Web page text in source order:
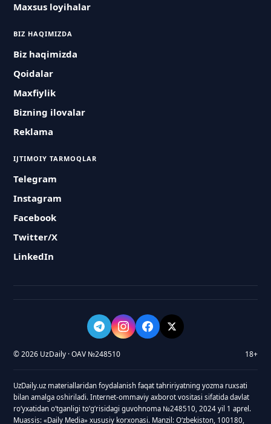
Maxsus loyihalar
BIZ HAQIMIZDA
Biz haqimizda
Qoidalar
Maxfiylik
Bizning ilovalar
Reklama
IJTIMOIY TARMOQLAR
Telegram
Instagram
Facebook
Twitter/X
LinkedIn
© 2026 UzDaily · OAV №248510 18+
UzDaily.uz materiallaridan foydalanish faqat tahririyatning yozma ruxsati
bilan amalga oshiriladi. Internet-ommaviy axborot vositasi sifatida davlat
roʻyxatidan oʻtganligi toʻgʻrisidagi guvohnoma №248510, 2024 yil 1 aprel.
Muassis: «Daily Media» xususiy korxonasi. Manzil: Oʻzbekiston, 100180,